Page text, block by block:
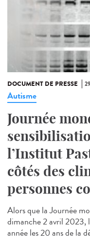
DOCUMENT DE PRESSE
Autisme
Journée
l’Institut
côtés des
personnes
Alors que la Journée
dimanche 2 avril 2023,
année les 20 ans de la